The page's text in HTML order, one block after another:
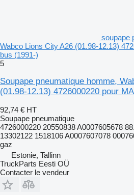
soupape
Wabco Lions City A26 (01.98-12.13)
bus (1991-)
5
Soupape pneumatique homme,
(01.98-12.13) 4726000220 pour
92,74 € HT
Soupape pneumatique
4726000220 20550838 A0007605678
13302122 1518106 A0007607078
gaz
Estonie, Tallinn
TruckParts Eesti OÜ
Contacter le vendeur